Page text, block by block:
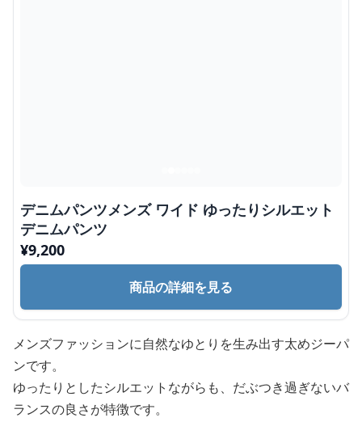
デニムパンツメンズ ワイド ゆったりシルエット
デニムパンツ
¥9,200
商品の詳細を見る
メンズファッションに自然なゆとりを生み出す太めジーパ
ンです。
ゆったりとしたシルエットながらも、だぶつき過ぎないバ
ランスの良さが特徴です。